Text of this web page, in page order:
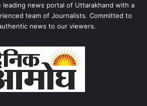
leading news portal of Uttarakhand with a
team of Journalists. Committed to
news to our viewers.